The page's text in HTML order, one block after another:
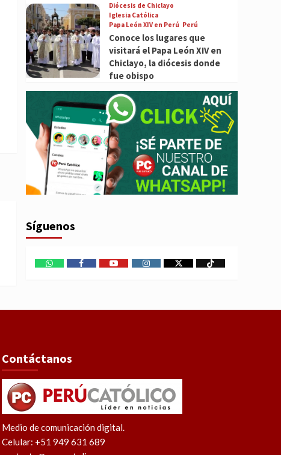
Diócesis de Chiclayo
Iglesia Católica
Papa León XIV en Perú Perú
Conoce los lugares que
visitará el Papa León XIV en
Chiclayo, la diócesis donde
fue obispo
Síguenos
WhatsAppFacebookYoutubeInstagram
X TikTok
Contáctanos
Medio de comunicación digital.
Celular: +51 949 631 689